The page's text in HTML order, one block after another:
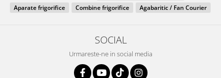
Aparate frigorifice
Combine frigorifice Agabaritic / Fan Courier
SOCIAL
Urmareste-ne in social media